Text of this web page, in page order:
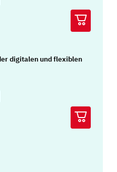
digitalen und flexiblen